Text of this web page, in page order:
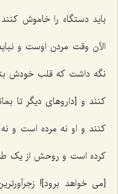
باید دستگاه را خاموش
الآن وقت مردن اوست و
نگه داشت که قلب خودش
کنند و [داروهای دیگر تا
کنند و او نه مرده است و
کرده است و روحش از یک
[می خواهد برود]!